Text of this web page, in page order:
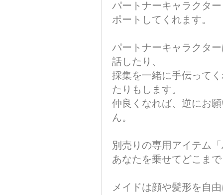
パートナーキャラクタ
ポートしてくれます。
パートナーキャラクタ
話したり、
採集を一緒に手伝って
たりもします。
仲良くなれば、逆にお
ん。
別売りの専用アイテム
あなたを乗せてどこま
メイドは顔や髪形を自